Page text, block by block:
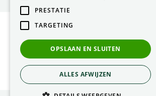
Privacy Statement
Green Solutions
PRESTATIE
TARGETING
OPSLAAN EN SLUITEN
ALLES AFWIJZEN